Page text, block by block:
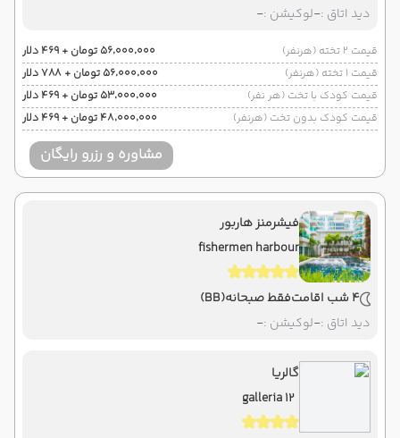
دید اتاق :-لوکیشن :-
قیمت 2 تخته (هرنفر)
۵۶٬۰۰۰٬۰۰۰ تومان + ۴۶۹ دلار
قیمت 1 تخته (هرنفر)
۵۶٬۰۰۰٬۰۰۰ تومان + ۷۸۸ دلار
قیمت کودک با تخت (هر نفر)
۵۳٬۰۰۰٬۰۰۰ تومان + ۴۶۹ دلار
قیمت کودک بدون تخت (هرنفر)
۴۸٬۰۰۰٬۰۰۰ تومان + ۴۶۹ دلار
مشاوره و رزرو رایگان
فیشرمنز هاربور
fishermen harbour
4 شب اقامت فقط صبحانه(BB)
دید اتاق :-لوکیشن :-
گالریا
galleria 12